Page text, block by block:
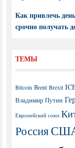
Как привлечь
срочно получать
ТЕМЫ
Bitcoin Brent Brexit
Владимир Путин
Европейский союз
Россия